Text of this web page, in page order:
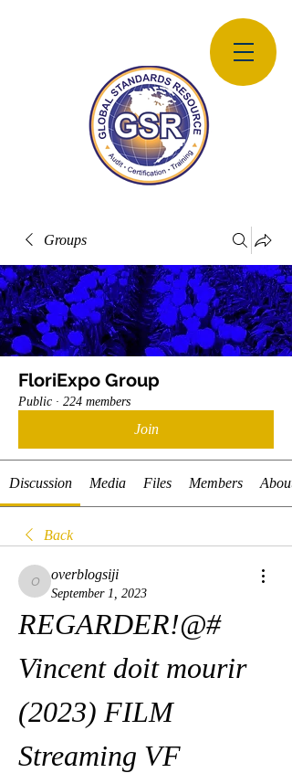
Groups
FloriExpo Group
Public · 224 members
Join
Discussion Media Files Members About
Back
overblogsiji
overblogsiji
September 1, 2023
REGARDER!@#
Vincent doit mourir
(2023) FILM
Streaming VF